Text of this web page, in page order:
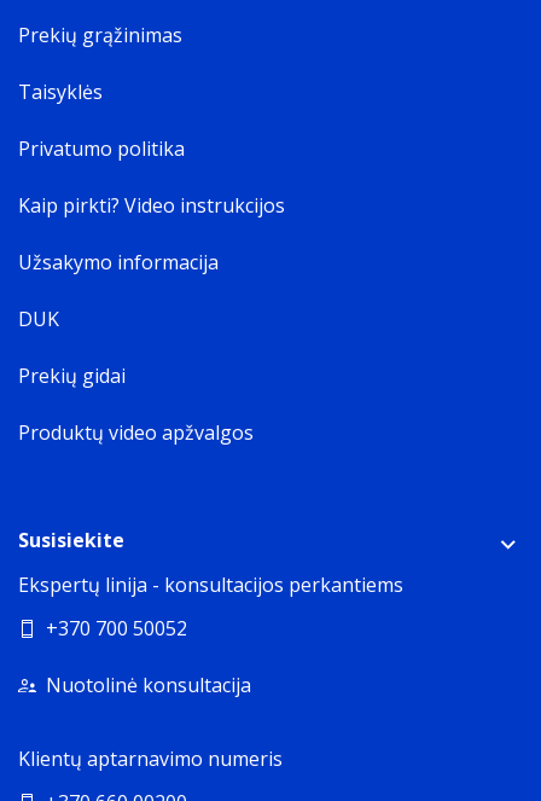
Prekių grąžinimas
Taisyklės
Privatumo politika
Kaip pirkti? Video instrukcijos
Užsakymo informacija
DUK
Prekių gidai
Produktų video apžvalgos
Susisiekite
Ekspertų linija - konsultacijos perkantiems
+370 700 50052
Nuotolinė konsultacija
Klientų aptarnavimo numeris